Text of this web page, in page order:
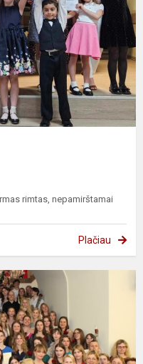
rimtas, nepamirštamai
Plačiau